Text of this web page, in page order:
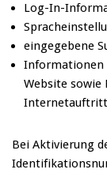
Log-In-
eingegebene
Informationen
Website sowie
Bei Aktivierung